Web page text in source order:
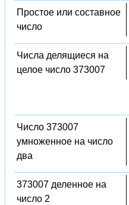
Простое или составное
число
Числа делящиеся на
целое число 373007
Число 373007
умноженное на число
два
373007 деленное на
число 2